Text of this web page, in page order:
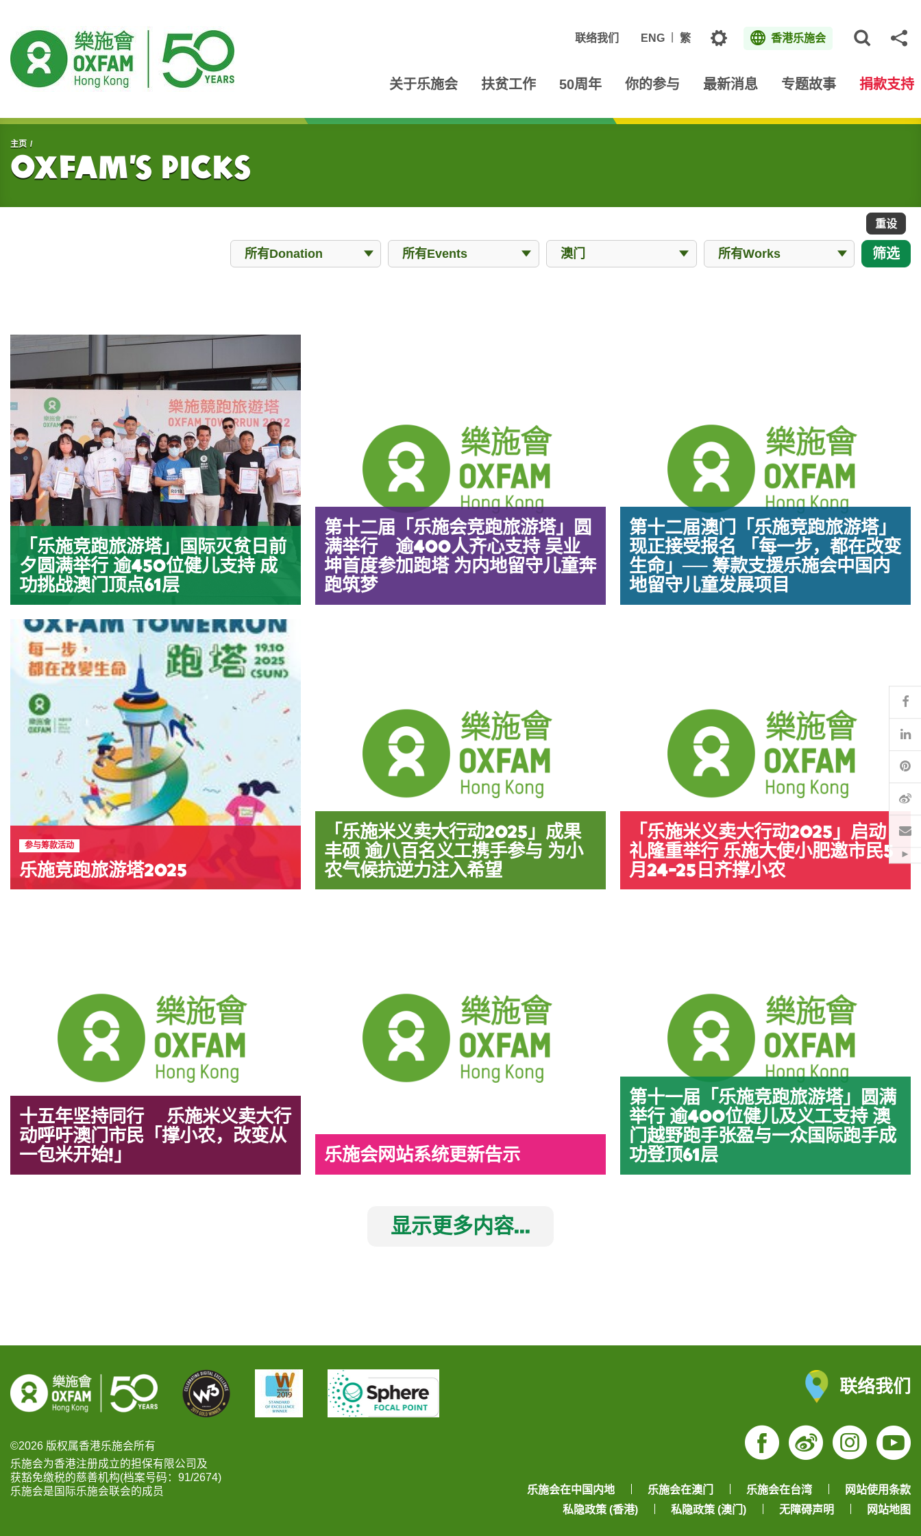
联络我们 ENG 繁 主题 香港乐施会
关于乐施会 扶贫工作 50周年 你的参与 最新消息 专题故事 捐款支持
开始主要内容
主页
Oxfam’s Picks
Donation
所有Donation
Events
所有Events
Locations
澳门
所有Works
所有Works 筛选
重设
「乐施竞跑旅游塔」国际灭贫日前
夕圆满举行 逾450位健儿支持 成
功挑战澳门顶点61层
第十二届「乐施会竞跑旅游塔」圆
满举行 逾400人齐心支持 吴业
坤首度参加跑塔 为内地留守儿童奔
跑筑梦
第十二届澳门「乐施竞跑旅游塔」
现正接受报名 「每一步，都在改变
生命」── 筹款支援乐施会中国内
地留守儿童发展项目
参与筹款活动
乐施竞跑旅游塔2025
「乐施米义卖大行动2025」成果
丰硕 逾八百名义工携手参与 为小
农气候抗逆力注入希望
「乐施米义卖大行动2025」启动
礼隆重举行 乐施大使小肥邀市民5
月24-25日齐撑小农
十五年坚持同行 乐施米义卖大行
动呼吁澳门市民「撑小农，改变从
一包米开始!」
乐施会网站系统更新告示
第十一届「乐施竞跑旅游塔」圆满
举行 逾400位健儿及义工支持 澳
门越野跑手张盈与一众国际跑手成
功登顶61层
显示更多内容...
©2026 版权属香港乐施会所有
乐施会为香港注册成立的担保有限公司及
获豁免缴税的慈善机构(档案号码：91/2674)
乐施会是国际乐施会联会的成员
联络我们
Facebook
Weibo
乐施会在中国内地 乐施会在澳门 乐施会在台湾
网站使用条款
私隐政策 (香港)
私隐政策 (澳门) 无障碍声明 网站地图